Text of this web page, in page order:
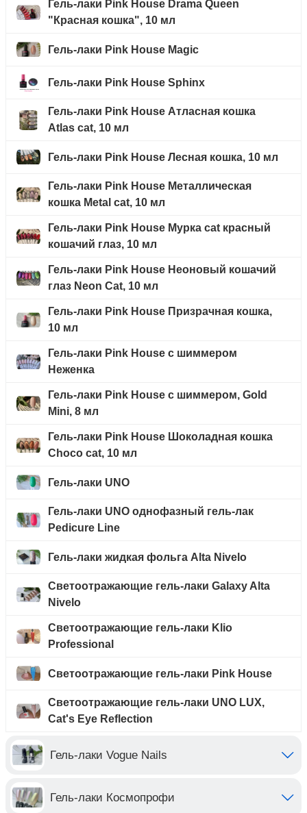
Гель-лаки Pink House Drama Queen
"Красная кошка", 10 мл
Гель-лаки Pink House Magic
Гель-лаки Pink House Sphinx
Гель-лаки Pink House Атласная кошка
Atlas cat, 10 мл
Гель-лаки Pink House Лесная кошка, 10 мл
Гель-лаки Pink House Металлическая
кошка Metal cat, 10 мл
Гель-лаки Pink House Мурка cat красный
кошачий глаз, 10 мл
Гель-лаки Pink House Неоновый кошачий
глаз Neon Cat, 10 мл
Гель-лаки Pink House Призрачная кошка,
10 мл
Гель-лаки Pink House с шиммером
Неженка
Гель-лаки Pink House с шиммером, Gold
Mini, 8 мл
Гель-лаки Pink House Шоколадная кошка
Choco cat, 10 мл
Гель-лаки UNO
Гель-лаки UNO однофазный гель-лак
Pedicure Line
Гель-лаки жидкая фольга Alta Nivelo
Светоотражающие гель-лаки Galaxy Alta
Nivelo
Светоотражающие гель-лаки Klio
Professional
Светоотражающие гель-лаки Pink House
Светоотражающие гель-лаки UNO LUX,
Cat's Eye Reflection
Гель-лаки Vogue Nails
Гель-лаки Космопрофи